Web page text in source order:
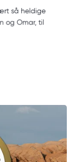
så heldige
og Omar, til